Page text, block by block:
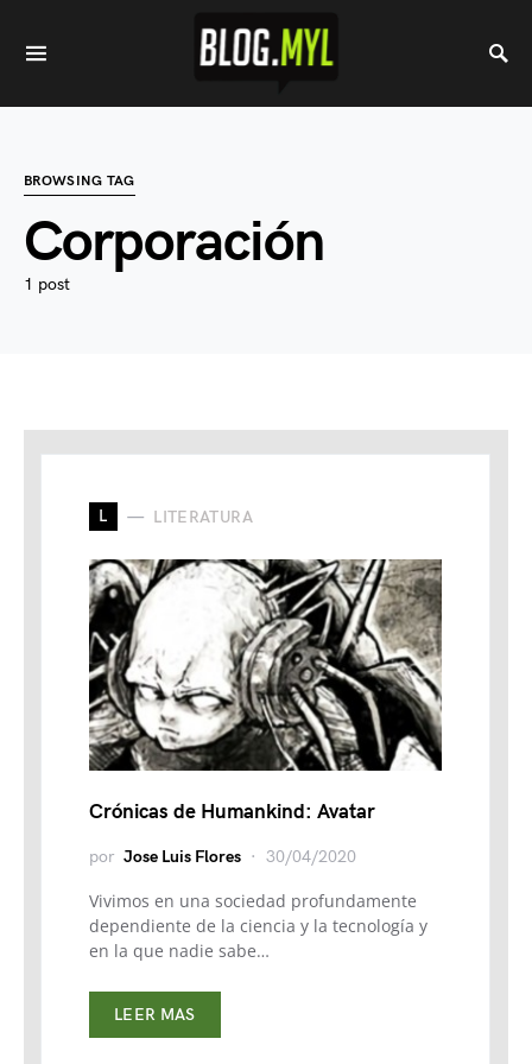
BROWSING TAG
Corporación
1 post
L LITERATURA
Crónicas de Humankind: Avatar
por Jose Luis Flores 30/04/2020
Vivimos en una sociedad profundamente
dependiente de la ciencia y la tecnología y
en la que nadie sabe…
LEER MAS